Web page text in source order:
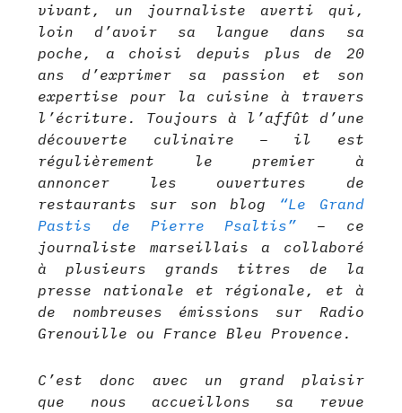
vivant, un journaliste averti qui,
loin d’avoir sa langue dans sa
poche, a choisi depuis plus de 20
ans d’exprimer sa passion et son
expertise pour la cuisine à travers
l’écriture. Toujours à l’affût d’une
découverte culinaire – il est
régulièrement le premier à
annoncer les ouvertures de
restaurants sur son blog
“Le Grand
Pastis de Pierre Psaltis” – ce
journaliste marseillais a collaboré
à plusieurs grands titres de la
presse nationale et régionale, et à
de nombreuses émissions sur Radio
Grenouille ou France Bleu Provence.
C’est donc avec un grand plaisir
que nous accueillons sa revue